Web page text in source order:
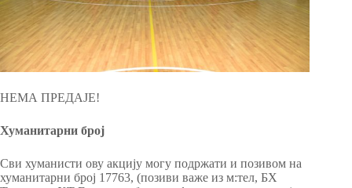
НЕМА ПРЕДАЈЕ!
Хуманитарни број
Сви хуманисти ову акцију могу подржати и позивом на
хуманитарни број 17763, (позиви важе из м:тел, БХ